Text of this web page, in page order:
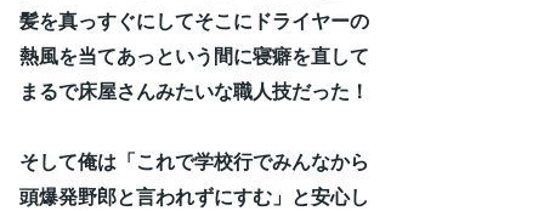
髪を真っすぐにしてそこにドライヤーの
熱風を当てあっという間に寝癖を直して
まるで床屋さんみたいな職人技だった！
そして俺は「これで学校行でみんなから
頭爆発野郎と言われずにすむ」と安心し